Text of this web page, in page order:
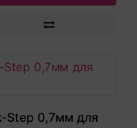
Step 0,7мм для